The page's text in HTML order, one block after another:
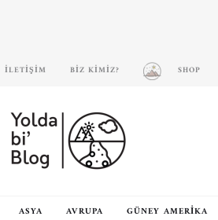
İLETIŞIM BIZ KIMIZ? SHOP
ASYA AVRUPA GÜNEY AMERIKA